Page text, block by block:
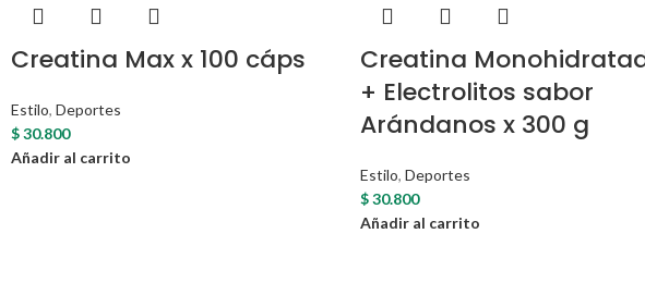
Creatina Max x 100 cáps
Estilo, Deportes
$30.800
Añadir al carrito
Creatina
+ Electrolitos sabor
Arándanos x 300 g
Estilo, Deportes
$30.800
Añadir al carrito